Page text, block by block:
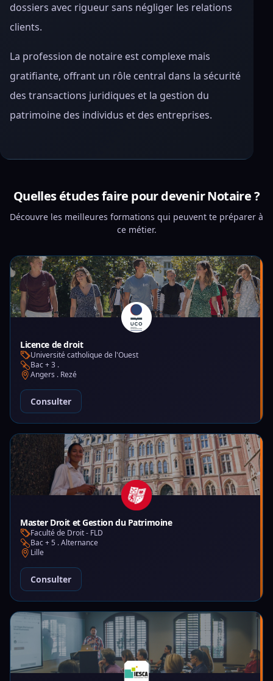
dossiers avec rigueur sans négliger les relations
clients.
La profession de notaire est complexe mais
gratifiante, offrant un rôle central dans la sécurité
des transactions juridiques et la gestion du
patrimoine des individus et des entreprises.
Quelles études faire pour devenir Notaire ?
Découvre les meilleures formations qui peuvent te préparer à
ce métier.
Licence de droit
Université catholique de l'Ouest
Bac + 3 .
Angers . Rezé
Consulter
Master Droit et Gestion du Patrimoine
Faculté de Droit - FLD
Bac + 5 . Alternance
Lille
Consulter